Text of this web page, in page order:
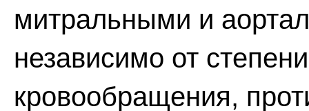
митральными и
независимо от
кровообращения,